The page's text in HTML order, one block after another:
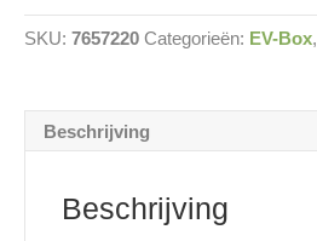
SKU: 7657220 Categorieën: EV-Box,
Beschrijving
Beschrijving